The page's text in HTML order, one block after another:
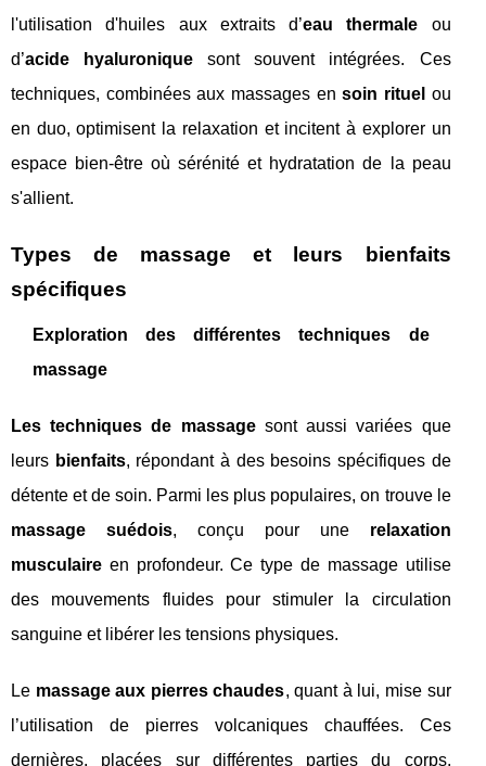
l'utilisation d'huiles aux extraits d’eau thermale ou
d’acide hyaluronique sont souvent intégrées. Ces
techniques, combinées aux massages ensoin rituel ou
en duo, optimisent la relaxation et incitent à explorer un
espace bien-être où sérénité et hydratation de la peau
s'allient.
Types de massage et leurs bienfaits
spécifiques
Exploration des différentes techniques de
massage
Les techniques de massagesont aussi variées que
leurs bienfaits, répondant à des besoins spécifiques de
détente et de soin. Parmi les plus populaires, on trouve le
massage suédois, conçu pour une relaxation
musculaire en profondeur. Ce type de massage utilise
des mouvements fluides pour stimuler la circulation
sanguine et libérer les tensions physiques.
Le massage aux pierres chaudes, quant à lui, mise sur
l’utilisation de pierres volcaniques chauffées. Ces
dernières, placées sur différentes parties du corps,